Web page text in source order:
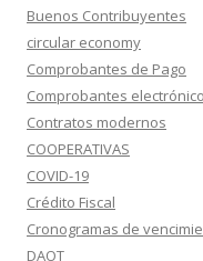
Buenos Contribuyentes
circular economy
Comprobantes de Pago
Comprobantes
Contratos modernos
COOPERATIVAS
COVID-19
Crédito Fiscal
Cronogramas de
DAOT